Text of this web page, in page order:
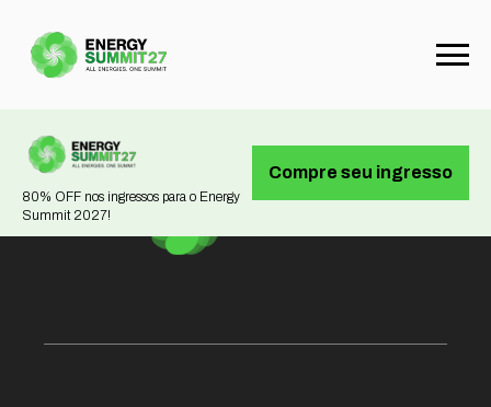
80% OFF nos ingressos para o Energy
Summit 2027!
Compre seu ingresso
Not found